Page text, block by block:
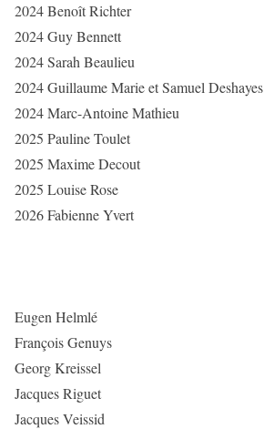
2024 Benoît Richter
2024 Guy Bennett
2024 Sarah Beaulieu
2024 Guillaume Marie et Samuel Deshayes
2024 Marc-Antoine Mathieu
2025 Pauline Toulet
2025 Maxime Decout
2025 Louise Rose
2026 Fabienne Yvert
Eugen Helmlé
François Genuys
Georg Kreissel
Jacques Riguet
Jacques Veissid